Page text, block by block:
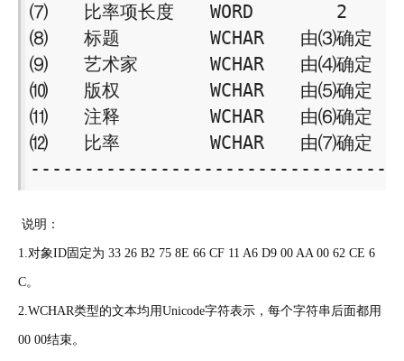
⑺　　比率项长度　　WORD　　　　 2
⑻　　标题　　　　　WCHAR　　由⑶确定
⑼　　艺术家　　　　WCHAR　　由⑷确定
⑽　　版权　　　　　WCHAR　　由⑸确定
⑾　　注释　　　　　WCHAR　　由⑹确定
⑿　　比率　　　　　WCHAR　　由⑺确定
说明：
1.对象ID固定为 33 26 B2 75 8E 66 CF 11 A6 D9 00 AA 00 62 CE 6
C。
2.WCHAR类型的文本均用Unicode字符表示，每个字符串后面都用
00 00结束。